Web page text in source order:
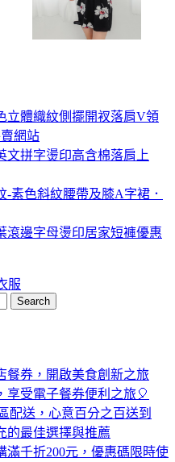
立體織紋側擺開衩落肩V領
網站
文拼字燙印高含棉落肩上
-素色斜紋腰帶及膝A字裙．
滾邊字母燙印居家短褲優惠
服
餐券，開啟美食創新之旅
享受電子餐券便利之旅🎈
配送，心意百分之百送到
的最佳選擇與推薦
滿千折200元，優惠碼限時使